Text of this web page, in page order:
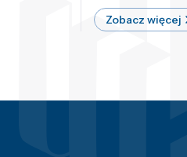
Zobacz więcej